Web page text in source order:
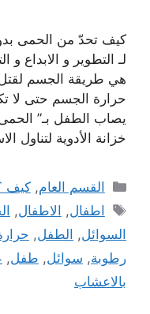
كيف تحدّ من الحمى
لـ التطوير و الابداع
هي طريقة الجسم
حرارة الجسم حتى لا
يصاب الطفل بـ”
خزانة الأدوية لتناول
التصنيفات
القسم العام,كيف
الوسوم
اطفال, الاطفال,
السوائل, الطفل,
رطوبة, سوائل, طفل,
بالاعشاب